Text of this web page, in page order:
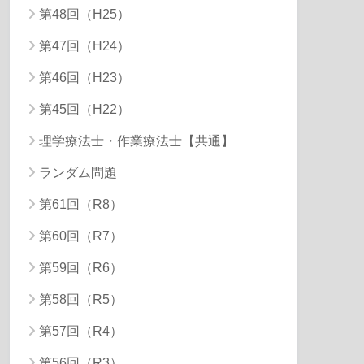
第48回（H25）
第47回（H24）
第46回（H23）
第45回（H22）
理学療法士・作業療法士【共通】
ランダム問題
第61回（R8）
第60回（R7）
第59回（R6）
第58回（R5）
第57回（R4）